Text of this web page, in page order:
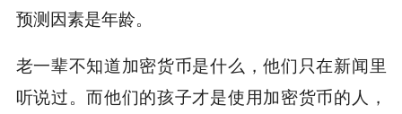
预测因素是年龄。
老一辈不知道加密货币是什么，他们只在新闻里
听说过。而他们的孩子才是使用加密货币的人，